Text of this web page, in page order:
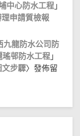
中心防水工程 」
申請質檢報
九龍防水公司防
邨防水工程 」
步驟〉發佈留